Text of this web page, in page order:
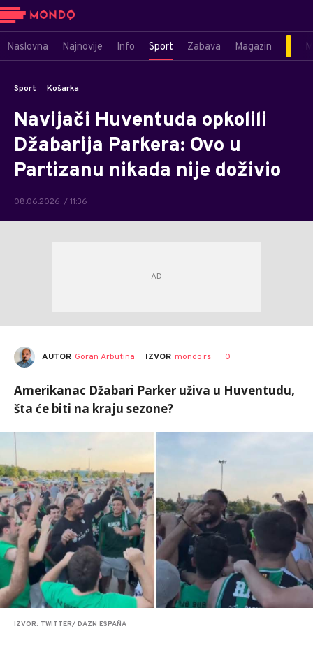
Naslovna Najnovije Info Sport Zabava Magazin
Sport Košarka
Navijači Huventuda opkolili
Džabarija Parkera: Ovo u
Partizanu nikada nije doživio
08.06.2026. / 11:36
AUTOR Goran Arbutina IZVOR mondo.rs 0
Amerikanac Džabari Parker uživa u Huventudu,
šta će biti na kraju sezone?
IZVOR: TWITTER/ DAZN ESPAÑA